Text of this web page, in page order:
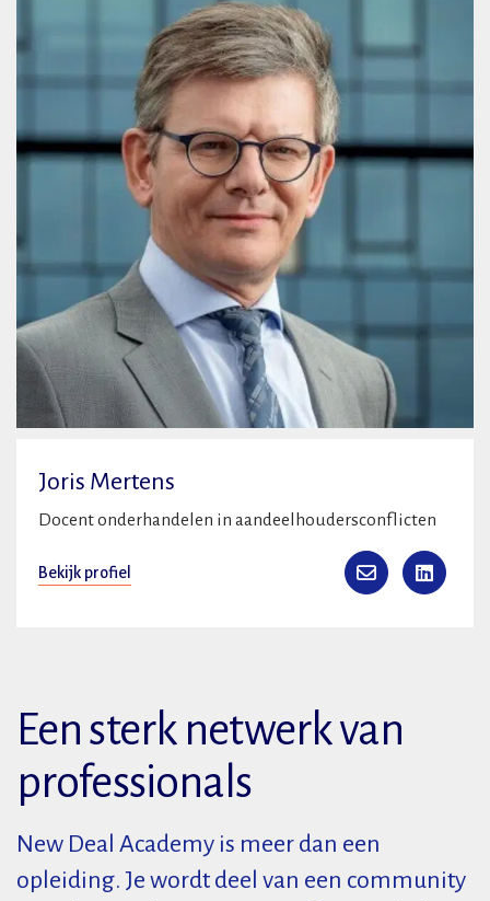
Joris Mertens
Docent onderhandelen in aandeelhoudersconflicten
Bekijk profiel
Een sterk netwerk van
professionals
New Deal Academy is meer dan een
opleiding. Je wordt deel van een community